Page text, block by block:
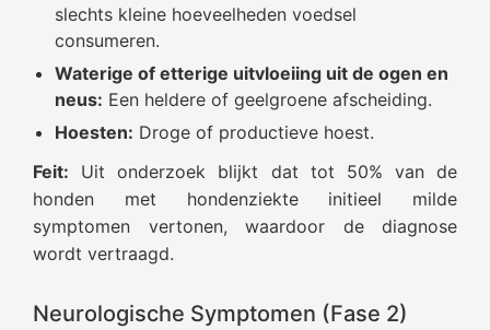
slechts kleine hoeveelheden voedsel
consumeren.
Waterige of etterige uitvloeiing uit de ogen en
neus: Een heldere of geelgroene afscheiding.
Hoesten: Droge of productieve hoest.
Feit: Uit onderzoek blijkt dat tot 50% van de
honden met hondenziekte initieel milde
symptomen vertonen, waardoor de diagnose
wordt vertraagd.
Neurologische Symptomen (Fase 2)